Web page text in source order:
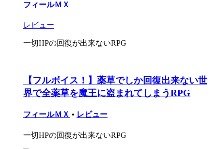
フィールＭＸ
レビュー
一切HPの回復が出来ないRPG
【フルボイス！】薬草でしか回復出来ない世
界で全薬草を魔王に盗まれてしまうRPG
フィールＭＸ • レビュー
一切HPの回復が出来ないRPG